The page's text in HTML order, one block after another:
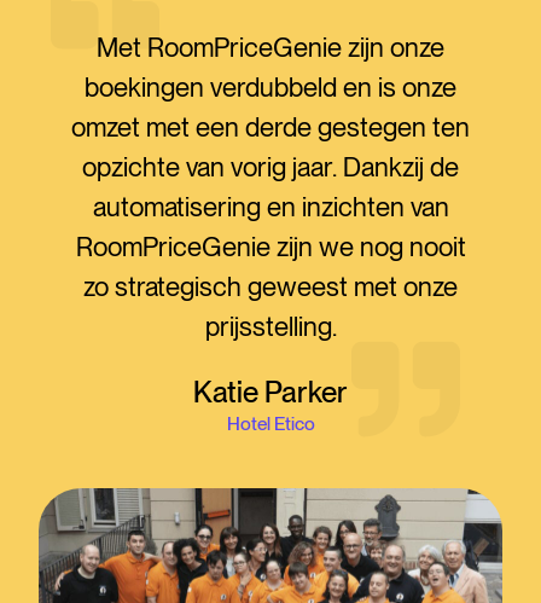
Met RoomPriceGenie zijn onze
boekingen verdubbeld en is onze
omzet met een derde gestegen ten
opzichte van vorig jaar. Dankzij de
automatisering en inzichten van
RoomPriceGenie zijn we nog nooit
zo strategisch geweest met onze
prijsstelling.
Katie Parker
Hotel Etico